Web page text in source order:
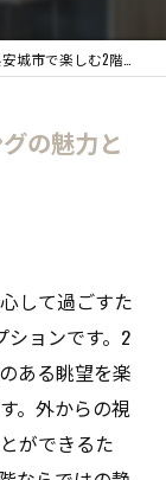
楽しむ2階リビングの魅力と防犯効果
の魅力と
して過ごすた
ョンです。2
ある眺望を楽
。外からの視
ができるた